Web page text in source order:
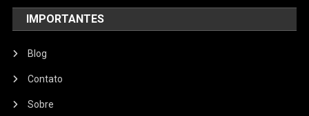
IMPORTANTES
Blog
Contato
Sobre